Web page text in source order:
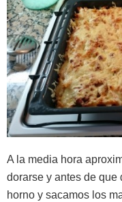
A la media hora
dorarse y antes de que
horno y sacamos los